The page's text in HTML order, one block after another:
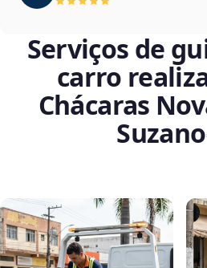
Serviços de
carro
Chácaras